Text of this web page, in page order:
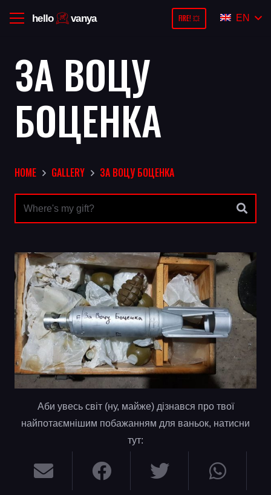
FIRE! 💥 EN
ЗА ВОЦУ
БОЦЕНКА
HOME GALLERY ЗА ВОЦУ БОЦЕНКА
Аби увесь світ (ну, майже) дізнався про твої
найпотаємнішим побажанням для ваньок, натисни
тут: